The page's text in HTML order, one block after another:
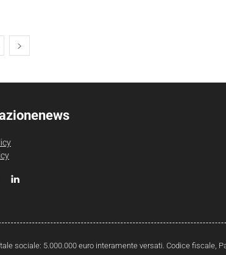
sociale: 5.000.000 euro interamente versati. Codice fiscale,